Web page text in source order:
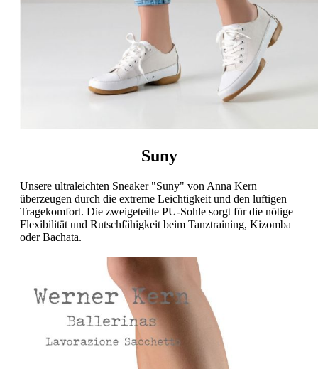
Suny
Unsere ultraleichten Sneaker "Suny" von Anna Kern
überzeugen durch die extreme Leichtigkeit und den luftigen
Tragekomfort. Die zweigeteilte PU-Sohle sorgt für die nötige
Flexibilität und Rutschfähigkeit beim Tanztraining, Kizomba
oder Bachata.